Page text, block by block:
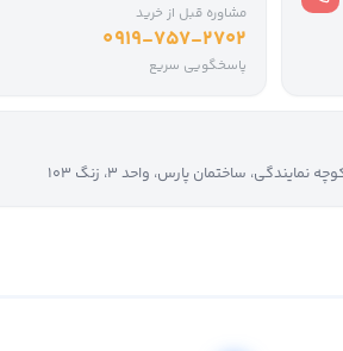
مشاوره قبل از خرید
0919-757-2702
پاسخگویی سریع
ساختمان پارس، واحد ۳، زنگ ۱۰۳